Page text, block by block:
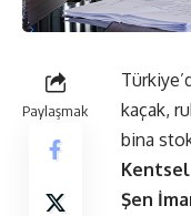
Paylaşmak
kaçak,
bina
Kentsel
Şen